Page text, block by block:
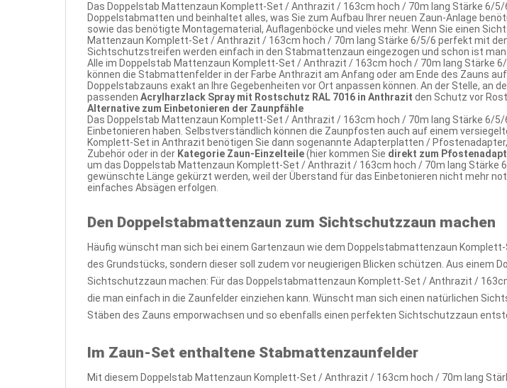
Das Doppelstab Mattenzaun Komplett-Set / Anthrazit / 163cm hoch / 70m lang Stärke 6/
Doppelstabmatten und beinhaltet alles, was Sie zum Aufbau Ihrer neuen Zaun-Anlage
sowie das benötigte Montagematerial, Auflagenböcke und vieles mehr. Wenn Sie einen
Mattenzaun Komplett-Set / Anthrazit / 163cm hoch / 70m lang Stärke 6/5/6 perfekt mit
Sichtschutzstreifen werden einfach in den Stabmattenzaun eingezogen und schon ist man
Alle im Doppelstab Mattenzaun Komplett-Set / Anthrazit / 163cm hoch / 70m lang Stärke
können die Stabmattenfelder in der Farbe Anthrazit am Anfang oder am Ende des Zauns
Doppelstabzauns exakt an Ihre Gegebenheiten vor Ort anpassen können. An der Stelle,
passenden Acrylharzlack Spray mit Rostschutz RAL 7016 in Anthrazit den Schutz vor
Alternative zum Einbetonieren der Zaunpfähle
Das Doppelstab Mattenzaun Komplett-Set / Anthrazit / 163cm hoch / 70m lang Stärke 6/
Einbetonieren haben. Selbstverständlich können die Zaunpfosten auch auf einem
Komplett-Set in Anthrazit benötigen Sie dann sogenannte Adapterplatten /
Zubehör oder in der Kategorie Zaun-Einzelteile(hier kommen Sie direkt zum
um das Doppelstab Mattenzaun Komplett-Set / Anthrazit / 163cm hoch / 70m lang
gewünschte Länge gekürzt werden, weil der Überstand für das Einbetonieren nicht mehr
einfaches Absägen erfolgen.
Den Doppelstabmattenzaun zum Sichtschutzzaun machen
Häufig wünscht man sich bei einem Gartenzaun wie dem Doppelstabmattenzaun
des Grundstücks, sondern dieser soll zudem vor neugierigen Blicken schützen. Aus
Sichtschutzzaun machen: Für das Doppelstabmattenzaun Komplett-Set / Anthrazit /
die man einfach in die Zaunfelder einziehen kann. Wünscht man sich einen natürlichen
Stäben des Zauns emporwachsen und so ebenfalls einen perfekten Sichtschutzzaun
Im Zaun-Set enthaltene Stabmattenzaunfelder
Mit diesem Doppelstab Mattenzaun Komplett-Set / Anthrazit / 163cm hoch / 70m lang